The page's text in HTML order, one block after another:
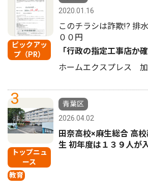
ピックアッ
プ（PR）
2020.01.16
このチラシは詐欺!? 排
００円
「行政の指定工事店か確
ホームエクスプレス 加
3
トップニュ
ース
教育
青葉区
2026.04.02
田奈高校×麻生総合 高
生 初年度は１３９人が